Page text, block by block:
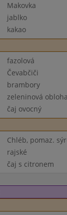
Makovka
jablko
kakao
fazolová
Čevabčiči
brambory
zeleninová
čaj ovocný
Chléb, pomaz.
rajské
čaj s citronem